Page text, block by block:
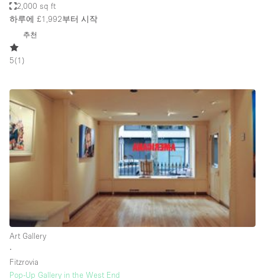
Boat
Container
Creative Space
Fair / Festival
Mall Shop
Mansion / House
Office Space
2,000 sq ft
하루에 £1,992부터 시작
추천
5(1 )
Art Gallery
∙
Fitzrovia
Pop-Up Gallery in the West End